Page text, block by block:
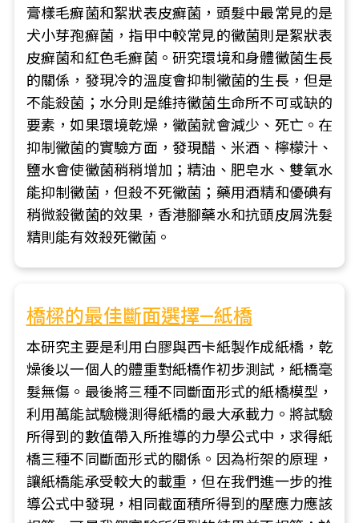
膏樣毛癬菌和絮狀表皮癬菌，頭髮中最常見的是
犬小芽孢癬菌，指甲中較常見的黴菌則是絮狀表
皮癬菌和紅色毛癬菌。研究環境和身體黴菌生長
的關係，發現冷的溫度會抑制黴菌的生長，但是
不能殺菌；水分則是維持黴菌生命所不可或缺的
要素，如果環境乾燥，黴菌就會減少、死亡。在
抑制黴菌的實驗方面，發現醋、米酒、檸檬汁、
鹽水會使黴菌稍稍增加；精油、肥皂水、雙氧水
能抑制黴菌，但殺不死黴菌；藥用酒精和優碘有
稍微殺黴菌的效果，香港腳藥水和抗頭皮屑洗髮
精則能有效殺死黴菌。
橋樑的最佳斷面選擇—紙橋
本研究主要是利用白膠與西卡紙製作成紙橋，乾
燥後以一個人的體重對紙橋作初步測試，紙橋毫
髮無傷。最後將三種不同斷面形式的紙橋模型，
利用萬能試驗機測得紙橋的最大承載力。將試驗
所得到的數值帶入所推導的力學公式中，求得紙
橋三種不同斷面形式的關係。因為桁架的原理，
讓紙橋能承受較大的載重，但在我們進一步的推
導公式中發現，相同截面積所得到的壓應力應該